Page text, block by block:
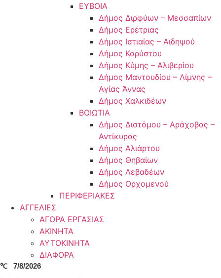
ΕΥΒΟΙΑ
Δήμος Διρφύων – Μεσσαπίων
Δήμος Ερέτριας
Δήμος Ιστιαίας – Αιδηψού
Δήμος Καρύστου
Δήμος Κύμης – Αλιβερίου
Δήμος Μαντουδίου – Λίμνης –
Αγίας Άννας
Δήμος Χαλκιδέων
ΒΟΙΩΤΙΑ
Δήμος Διστόμου – Αράχοβας –
Αντίκυρας
Δήμος Αλιάρτου
Δήμος Θηβαίων
Δήμος Λεβαδέων
Δήμος Ορχομενού
ΠΕΡΙΦΕΡΙΑΚΕΣ
ΑΓΓΕΛΙΕΣ
ΑΓΟΡΑ ΕΡΓΑΣΙΑΣ
ΑΚΙΝΗΤΑ
ΑΥΤΟΚΙΝΗΤΑ
ΔΙΑΦΟΡΑ
℃ 7/8/2026